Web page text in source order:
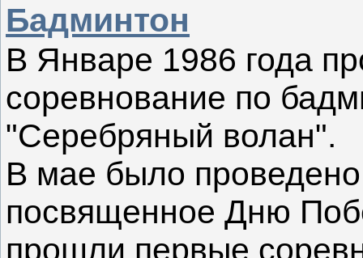
Бадминтон
В Январе 1986 года
соревнование по
"Серебряный волан".
В мае было
посвященное Дню
прошли первые